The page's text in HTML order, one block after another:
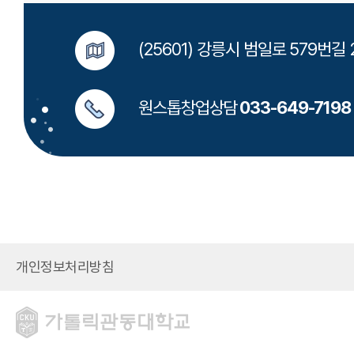
(25601) 강릉시 범일로 579번길
원스톱창업상담033-649-7198
개인정보처리방침